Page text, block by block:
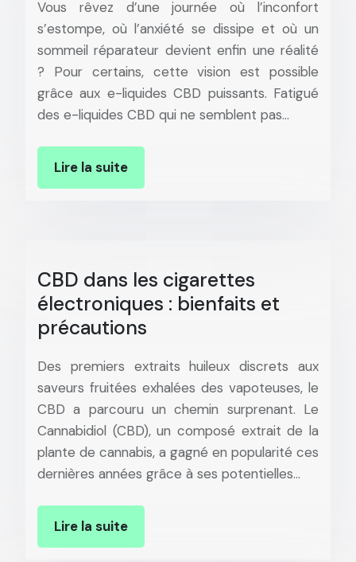
Vous rêvez d’une journée où l’inconfort
s’estompe, où l’anxiété se dissipe et où un
sommeil réparateur devient enfin une réalité
? Pour certains, cette vision est possible
grâce aux e-liquides CBD puissants. Fatigué
des e-liquides CBD qui ne semblent pas…
Lire la suite
CBD dans les cigarettes
électroniques : bienfaits et
précautions
Des premiers extraits huileux discrets aux
saveurs fruitées exhalées des vapoteuses, le
CBD a parcouru un chemin surprenant. Le
Cannabidiol (CBD), un composé extrait de la
plante de cannabis, a gagné en popularité ces
dernières années grâce à ses potentielles…
Lire la suite